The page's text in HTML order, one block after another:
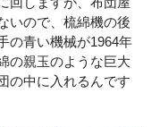
いので、梳綿機の後
の青い機械が1964年
の親玉のような巨大
の中に入れるんです